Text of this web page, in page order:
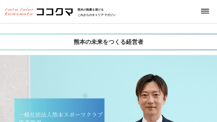
熊本の熱量を届ける
これからのキャリアマガジン
熊本の未来をつくる経営者